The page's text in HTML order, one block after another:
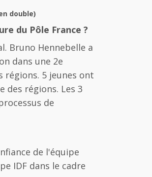
double)
du Pôle France ?
Bruno Hennebelle a
dans une 2e
régions. 5 jeunes ont
des régions. Les 3
de
de l'équipe
IDF dans le cadre